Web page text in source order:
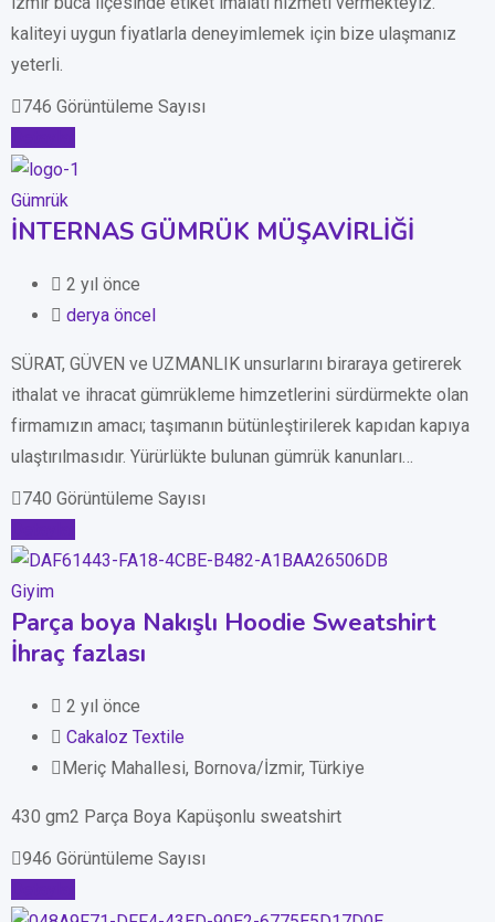
kaliteyi uygun fiyatlarla deneyimlemek için bize ulaşmanız
yeterli.
746 Görüntüleme Sayısı
Gümrük
İNTERNAS GÜMRÜK MÜŞAVİRLİĞİ
2 yıl önce
derya öncel
SÜRAT, GÜVEN ve UZMANLIK unsurlarını biraraya getirerek
ithalat ve ihracat gümrükleme himzetlerini sürdürmekte olan
firmamızın amacı; taşımanın bütünleştirilerek kapıdan kapıya
ulaştırılmasıdır. Yürürlükte bulunan gümrük kanunları…
740 Görüntüleme Sayısı
Giyim
Parça boya Nakışlı Hoodie Sweatshirt
İhraç fazlası
2 yıl önce
Cakaloz Textile
Meriç Mahallesi, Bornova/İzmir, Türkiye
430 gm2 Parça Boya Kapüşonlu sweatshirt
946 Görüntüleme Sayısı